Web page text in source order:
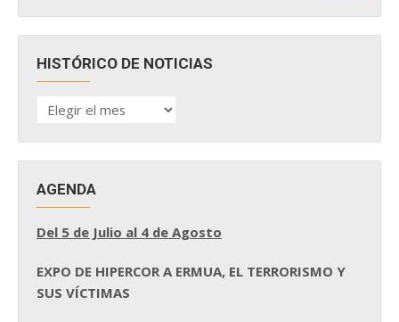
HISTÓRICO DE NOTICIAS
HISTÓRICO
DE
AGENDA
Del 5 de Julio al 4 de Agosto
EXPO DE HIPERCOR A ERMUA, EL TERRORISMO Y
SUS VÍCTIMAS